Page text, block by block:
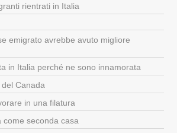
rientrati in Italia
emigrato avrebbe avuto migliore
in Italia perché ne sono innamorata
Canada
in una filatura
come seconda casa